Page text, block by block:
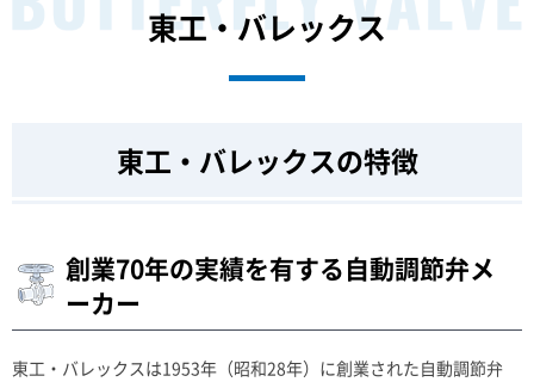
東工・バレックス
東工・バレックスの特徴
創業70年の実績を有する自動調節弁メ
ーカー
東工・バレックスは1953年（昭和28年）に創業された自動調節弁